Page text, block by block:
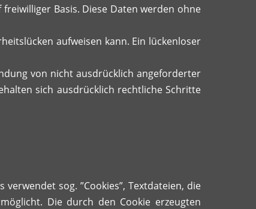
Basis. Diese Daten werden ohne
aufweisen kann. Ein lückenloser
von nicht ausdrücklich angeforderter
sich ausdrücklich rechtliche Schritte
sog. ”Cookies”, Textdateien, die
Die durch den Cookie erzeugten